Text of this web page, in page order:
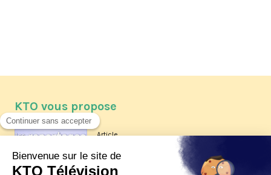
KTO vous propose
Article
Les reportages d'été 2026 de KTO